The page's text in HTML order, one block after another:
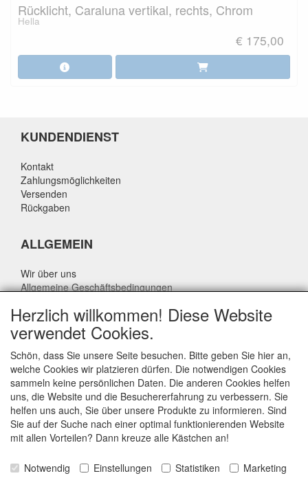
Rücklicht, Caraluna vertikal, rechts, Chrom
Hella
€ 175,00
KUNDENDIENST
Kontakt
Zahlungsmöglichkeiten
Versenden
Rückgaben
ALLGEMEIN
Wir über uns
Allgemeine Geschäftsbedingungen
Haftungsausschluss
Über Rik Thijssen
ALLGEMEIN
www.rikthijssenshop.nl
Logistik durch OTOPARTS BV
Herzlich willkommen! Diese Website
verwendet Cookies.
Schön, dass Sie unsere Seite besuchen. Bitte geben Sie hier an,
welche Cookies wir platzieren dürfen. Die notwendigen Cookies
sammeln keine persönlichen Daten. Die anderen Cookies helfen
uns, die Website und die Besuchererfahrung zu verbessern. Sie
helfen uns auch, Sie über unsere Produkte zu informieren. Sind
Sie auf der Suche nach einer optimal funktionierenden Website
mit allen Vorteilen? Dann kreuze alle Kästchen an!
Notwendig Einstellungen Statistiken Marketing